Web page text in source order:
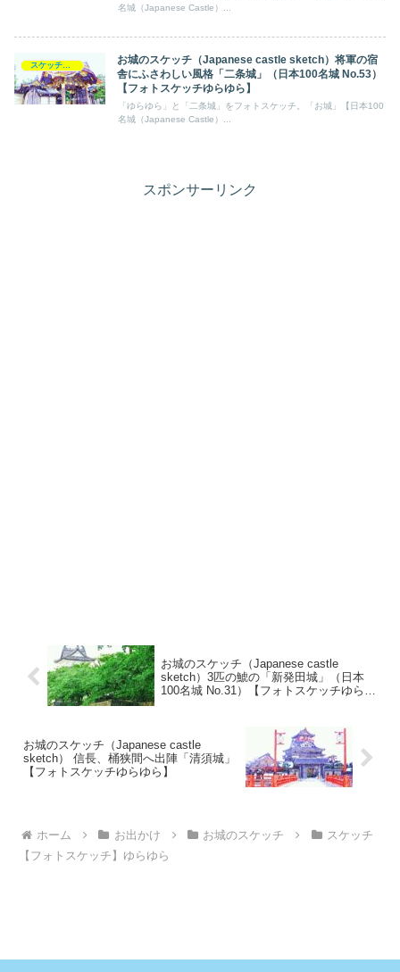
名城（Japanese Castle）...
お城のスケッチ（Japanese castle sketch）将軍の宿
舎にふさわしい風格「二条城」（日本100名城 No.53）
【フォトスケッチゆらゆら】
「ゆらゆら」と「二条城」をフォトスケッチ。「お城」【日本100
名城（Japanese Castle）...
スポンサーリンク
お城のスケッチ（Japanese castle
sketch）3匹の鯱の「新発田城」（日本
100名城 No.31）【フォトスケッチゆらゆ
お城のスケッチ（Japanese castle
sketch） 信長、桶狭間へ出陣「清須城」
【フォトスケッチゆらゆら】
ホーム お出かけ お城のスケッチ
スケッチ
【フォトスケッチ】ゆらゆら